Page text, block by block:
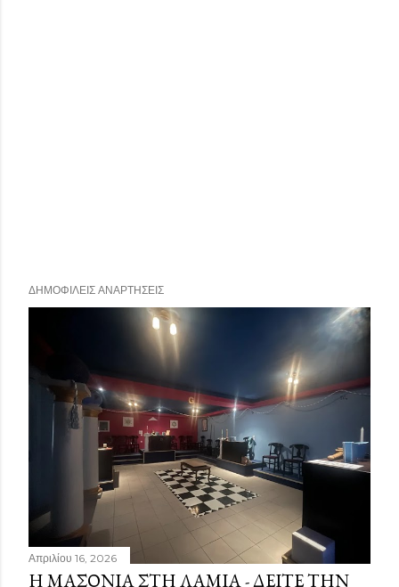
ΔΗΜΟΦΙΛΕΊΣ ΑΝΑΡΤΉΣΕΙΣ
Απριλίου 16, 2026
Η ΜΑΣΟΝΊΑ ΣΤΗ ΛΑΜΊΑ - ΔΕΊΤΕ ΤΗΝ